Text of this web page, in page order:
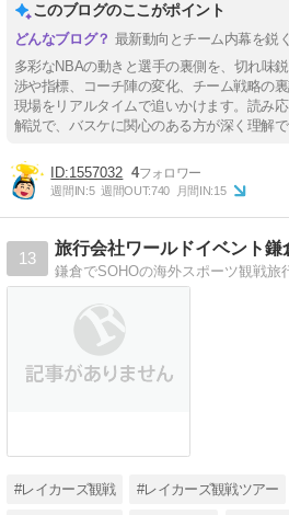
このブログのここがポイント
最新動向とチーム内幕を鋭
多彩なNBAの動きと選手の裏側を、切れ味
渉や指標、コーチ陣の変化、チーム戦略の
現場をリアルタイムで追いかけます。読み
解説で、バスケに関心のある方が深く理解
1557032 4
週間IN:5 週間OUT:740 月間IN:15
13
旅行会社ワールドイベント鎌
鎌倉でSOHOの海外スポーツ観戦旅
#レイカーズ観戦 #レイカーズ観戦ツアー